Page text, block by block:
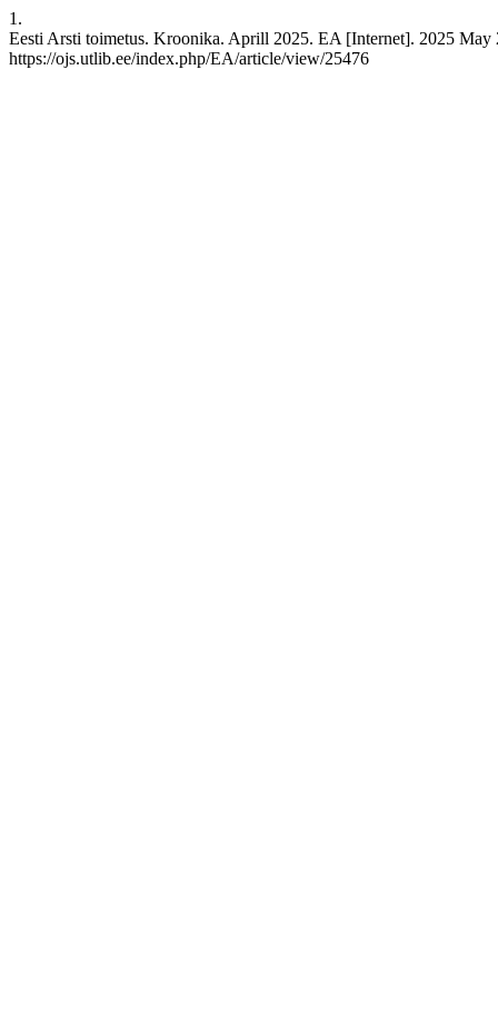
1.
Eesti Arsti toimetus. Kroonika. Aprill 2025. EA [Internet]. 2025
https://ojs.utlib.ee/index.php/EA/article/view/25476